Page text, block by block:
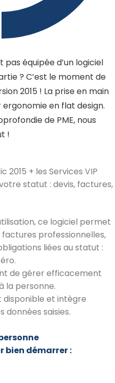
pas équipée d’un logiciel
? C’est le moment de
2015 ! La prise en main
en flat design.
de PME, nous
!
2015 + les Services VIP
statut : devis, factures,
ce logiciel permet
professionnelles,
liées au statut :
de gérer efficacement
la personne.
disponible et intègre
saisies.
bien démarrer :